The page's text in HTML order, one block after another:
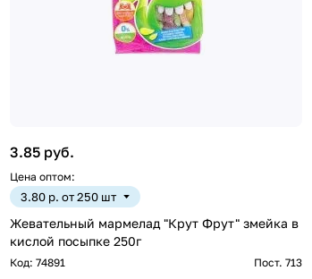
3.85 руб.
Цена оптом:
3.80 р. от 250 шт
Жевательный мармелад "Крут Фрут" змейка в
кислой посыпке 250г
Код: 74891 Пост. 713